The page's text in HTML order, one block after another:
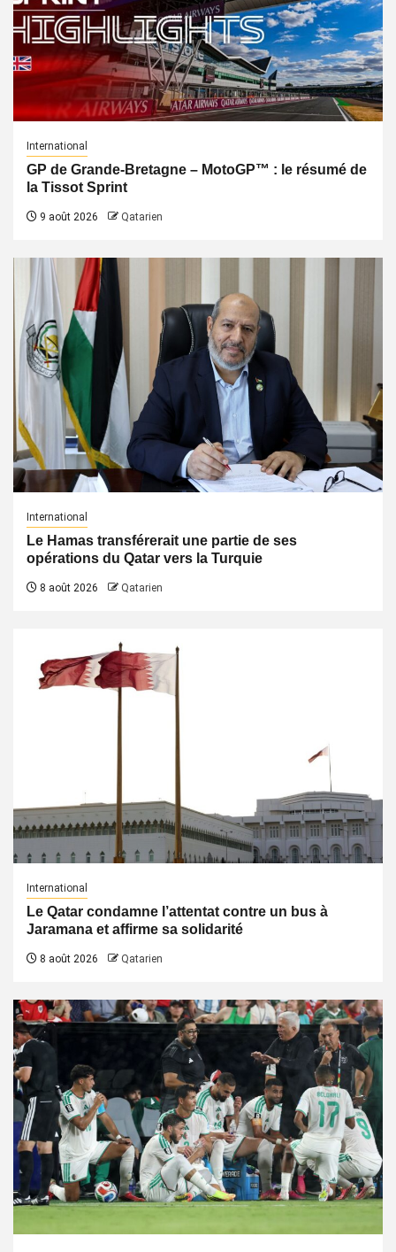
International
GP de Grande-Bretagne – MotoGP™ : le résumé de
la Tissot Sprint
9 août 2026 Qatarien
International
Le Hamas transférerait une partie de ses
opérations du Qatar vers la Turquie
8 août 2026 Qatarien
International
Le Qatar condamne l’attentat contre un bus à
Jaramana et affirme sa solidarité
8 août 2026 Qatarien